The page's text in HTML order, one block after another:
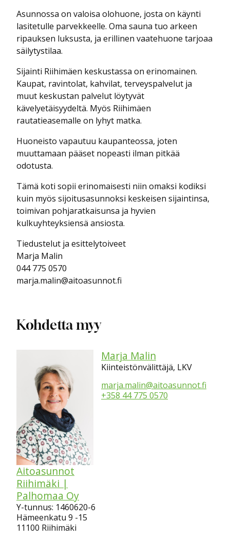
Asunnossa on valoisa olohuone, josta on käynti
lasitetulle parvekkeelle. Oma sauna tuo arkeen
ripauksen luksusta, ja erillinen vaatehuone tarjoaa
säilytystilaa.
Sijainti Riihimäen keskustassa on erinomainen.
Kaupat, ravintolat, kahvilat, terveyspalvelut ja
muut keskustan palvelut löytyvät
kävelyetäisyydeltä. Myös Riihimäen
rautatieasemalle on lyhyt matka.
Huoneisto vapautuu kaupanteossa, joten
muuttamaan pääset nopeasti ilman pitkää
odotusta.
Tämä koti sopii erinomaisesti niin omaksi kodiksi
kuin myös sijoitusasunnoksi keskeisen sijaintinsa,
toimivan pohjaratkaisunsa ja hyvien
kulkuyhteyksiensä ansiosta.
Tiedustelut ja esittelytoiveet
Marja Malin
044 775 0570
marja.malin@aitoasunnot.fi
Kohdetta myy
Marja Malin
Kiinteistönvälittäjä, LKV
marja.malin@aitoasunnot.fi
+358 44 775 0570
Aitoasunnot
Riihimäki |
Palhomaa Oy
Y-tunnus: 1460620-6
Hämeenkatu 9 -15
11100 Riihimäki